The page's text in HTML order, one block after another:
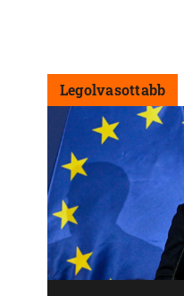
Legolvasottabb